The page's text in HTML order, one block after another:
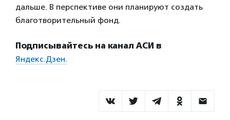
дальше. В перспективе они планируют создать
благотворительный фонд.
Подписывайтесь на канал АСИ в
Яндекс.Дзен.